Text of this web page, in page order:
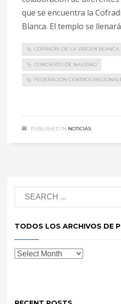
que se encuentra la
Blanca. El templo se
COFRADÍA DE LA VIRGEN BLANCA
CONCIERTO DE NAVIDAD
FEDERACION CENTROS
PUBLISHED IN NOTICIAS
TODOS LOS ARCHIVOS DE